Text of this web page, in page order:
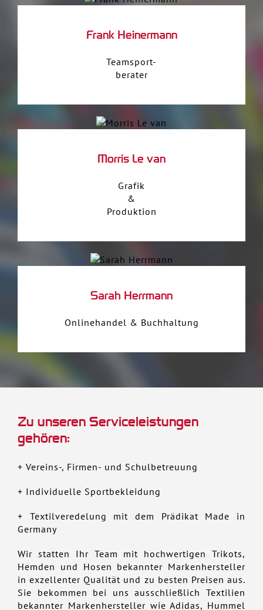
Frank Heinermann
Teamsport-
berater
Morris Le van
Grafik
&
Produktion
Sarah Herrmann
Onlinehandel & Buchhaltung
Zu unseren Serviceleistungen
gehören:
+ Vereins-, Firmen- und Schulbetreuung
+ Individuelle Sportbekleidung
+ Textilveredelung mit dem Prädikat Made in
Germany
Wir statten Ihr Team mit hochwertigen Trikots,
Hemden und Hosen bekannter Markenhersteller
in exzellenter Qualität und zu besten Preisen aus.
Sie bekommen bei uns ausschließlich Textilien
bekannter Markenhersteller wie Adidas, Hummel